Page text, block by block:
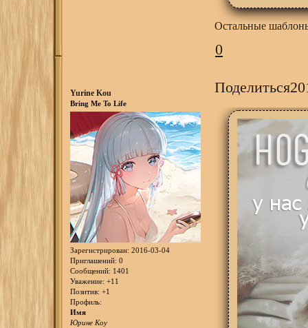
Остальные
0
Поделиться
Yurine Kou
Bring Me To Life
Зарегистрирован: 2016-03-04
Приглашений: 0
Сообщений: 1401
Уважение: +11
Позитив: +1
Профиль:
Имя
Юрине Коу